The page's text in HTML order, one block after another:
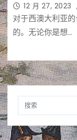
12 月 27, 2023
对于西澳大利亚
的。无论你是想…